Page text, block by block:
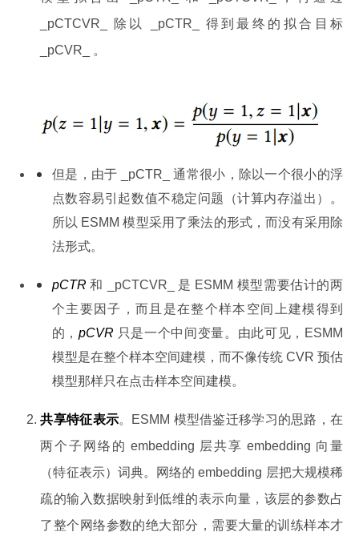
_pCTCVR_ 除以 _pCTR_ 得到最终的拟合目标
_pCVR_ 。
但是，由于 _pCTR_ 通常很小，除以一个很小的浮
点数容易引起数值不稳定问题（计算内存溢出）。
所以 ESMM 模型采用了乘法的形式，而没有采用除
法形式。
pCTR 和 _pCTCVR_ 是 ESMM 模型需要估计的两
个主要因子，而且是在整个样本空间上建模得到
的，pCVR 只是一个中间变量。由此可见，ESMM
模型是在整个样本空间建模，而不像传统 CVR 预估
模型那样只在点击样本空间建模。
共享特征表示。ESMM 模型借鉴迁移学习的思路，在
两个子网络的 embedding 层共享 embedding 向量
（特征表示）词典。网络的 embedding 层把大规模稀
疏的输入数据映射到低维的表示向量，该层的参数占
了整个网络参数的绝大部分，需要大量的训练样本才